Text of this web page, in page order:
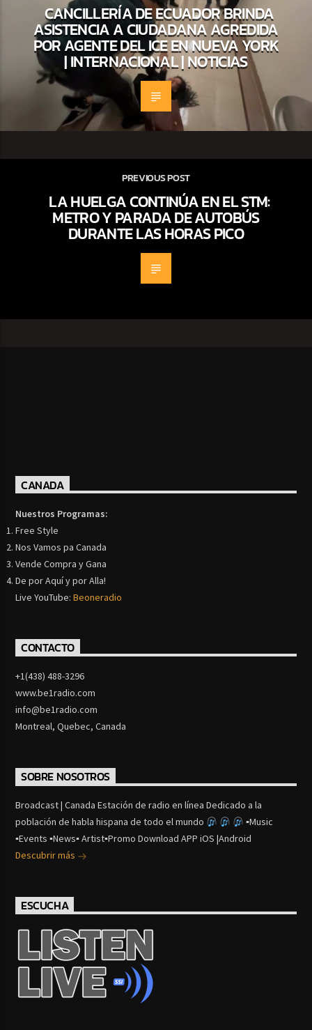
CANCILLERÍA DE ECUADOR BRINDA
ASISTENCIA A CIUDADANA AGREDIDA
POR AGENTE DEL ICE EN NUEVA YORK
| INTERNACIONAL | NOTICIAS
PREVIOUS POST
LA HUELGA CONTINÚA EN EL STM:
METRO Y PARADA DE AUTOBÚS
DURANTE LAS HORAS PICO
CANADA
Nuestros Programas:
Free Style
Nos Vamos pa Canada
Vende Compra y Gana
De por Aquí y por Alla!
Live YouTube:Beoneradio
CONTACTO
+1(438) 488-3296
www.be1radio.com
info@be1radio.com
Montreal, Quebec, Canada
SOBRE NOSOTROS
Broadcast | Canada Estación de radio en línea Dedicado a la
población de habla hispana de todo el mundo
▪Music
▪Events ▪News▪ Artist▪Promo Download APP iOS |Android
Descubrir más
ESCUCHA